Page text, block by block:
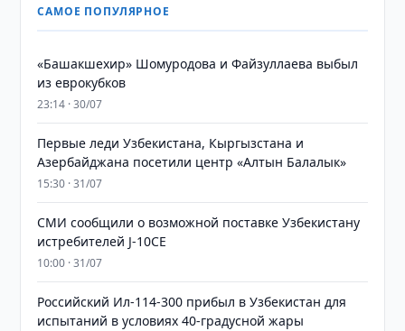
САМОЕ ПОПУЛЯРНОЕ
«Башакшехир» Шомуродова и Файзуллаева выбыл
из еврокубков
23:14 · 30/07
Первые леди Узбекистана, Кыргызстана и
Азербайджана посетили центр «Алтын Балалык»
15:30 · 31/07
СМИ сообщили о возможной поставке Узбекистану
истребителей J-10CE
10:00 · 31/07
Российский Ил-114-300 прибыл в Узбекистан для
испытаний в условиях 40-градусной жары